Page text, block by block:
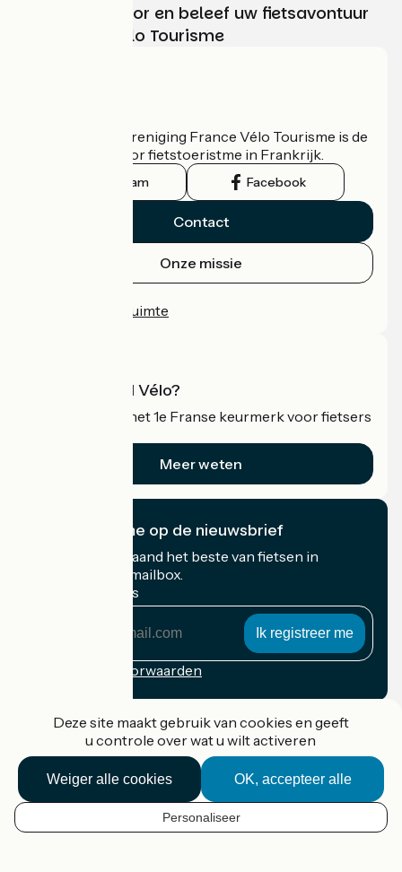
NL
Kies, bereid voor en beleef uw fietsavontuur
met France Vélo Tourisme
De nationale vereniging France Vélo Tourisme is de
officiële gids voor fietstoeristme in Frankrijk.
Instagram Facebook
Contact
Onze missie
Professionele ruimte
Wat is Accueil Vélo?
Accueil Vélo is het 1e Franse keurmerk voor fietsers
Meer weten
Ik abonneer me op de nieuwsbrief
Ontvang elke maand het beste van fietsen in
Frankrijk in uw mailbox.
Mijn e-mailadres
Inschrijvingsvoorwaarden
Accueil Vélo Pro
Contact
Wettelijke informatie
Deze site maakt gebruik van cookies en geeft
u controle over wat u wilt activeren
OK, accepteer alle
Weiger alle cookies
Personaliseer